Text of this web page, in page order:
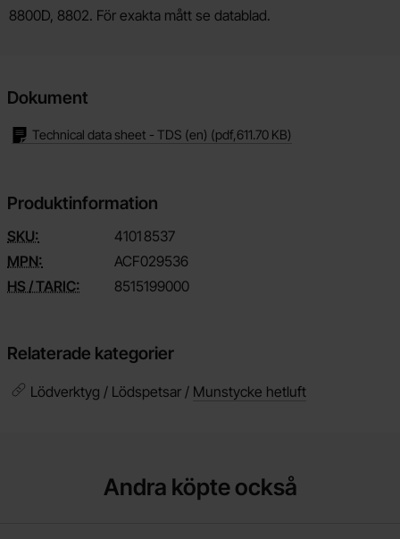
8800D, 8802. För exakta mått se datablad.
Dokument
Technical data sheet - TDS (en) (pdf,611.70 KB)
Produktinformation
SKU: 4101 8537
MPN:
ACF029536
HS / TARIC:
8515199000
Relaterade kategorier
Lödverktyg / Lödspetsar / Munstycke hetluft
Andra köpte också